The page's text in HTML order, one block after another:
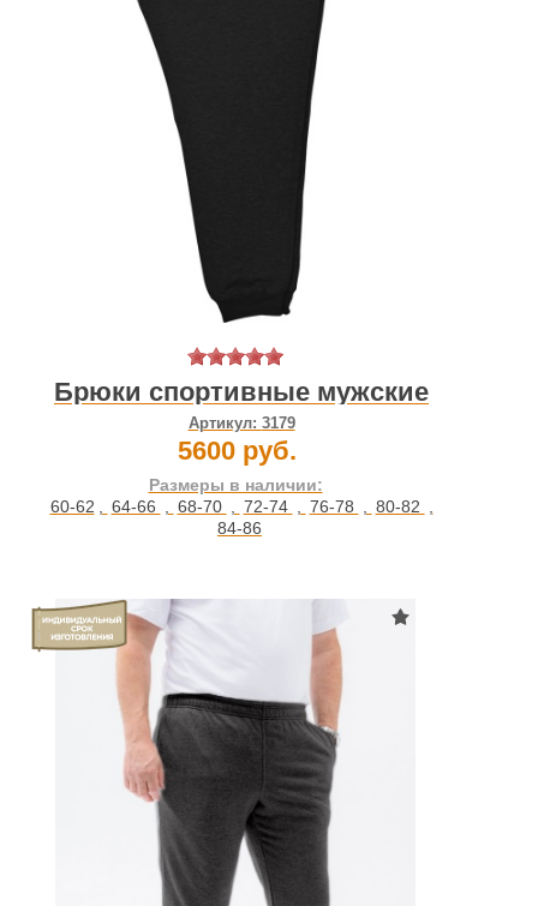
Брюки спортивные мужские
Артикул: 3179
5600 руб.
Размеры в наличии:
60-62 , 64-66 , 68-70 , 72-74 , 76-78 , 80-82 ,
84-86